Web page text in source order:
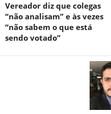
Vereador diz que colegas
“não analisam” e às vezes
“não sabem o que está
sendo votado”